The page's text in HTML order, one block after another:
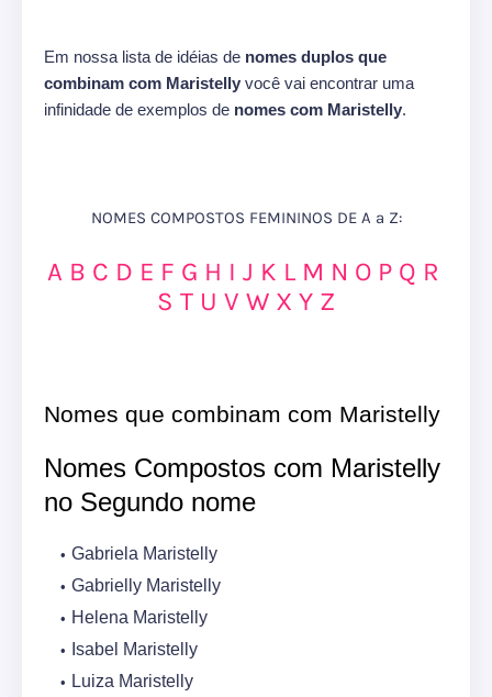
Em nossa lista de idéias de nomes duplos que
combinam com Maristelly você vai encontrar uma
infinidade de exemplos de nomes com Maristelly.
NOMES COMPOSTOS FEMININOS DE A a Z:
A B C D E F G H I J K L M N O P Q R
S T U V W X Y Z
Nomes que combinam com Maristelly
Nomes Compostos com Maristelly
no Segundo nome
Gabriela Maristelly
Gabrielly Maristelly
Helena Maristelly
Isabel Maristelly
Luiza Maristelly